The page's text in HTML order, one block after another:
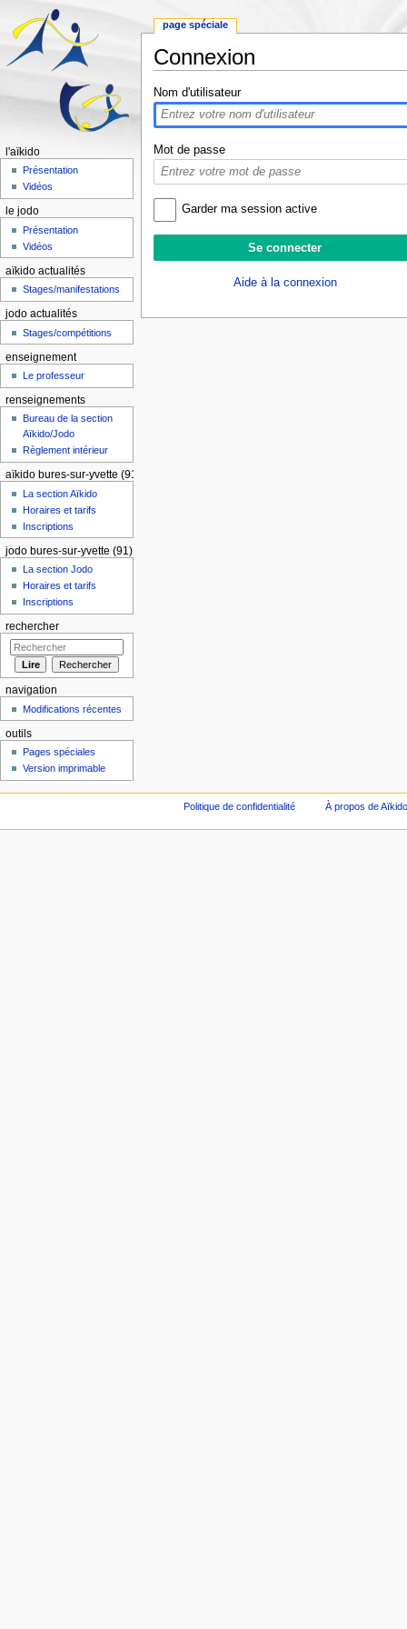
Connexion
Nom d'utilisateur
Mot de passe
Garder ma session active
Aide à la connexion
page spéciale
l'aïkido
Présentation
Vidéos
le jodo
Présentation
Vidéos
aïkido actualités
Stages/manifestations
jodo actualités
Stages/compétitions
enseignement
Le professeur
renseignements
Bureau de la section
Aïkido/Jodo
Règlement intérieur
aïkido bures-sur-yvette (91)
La section Aïkido
Horaires et tarifs
Inscriptions
jodo bures-sur-yvette (91)
La section Jodo
Horaires et tarifs
Inscriptions
rechercher
navigation
Modifications récentes
outils
Pages spéciales
Version imprimable
Politique de confidentialité À propos de